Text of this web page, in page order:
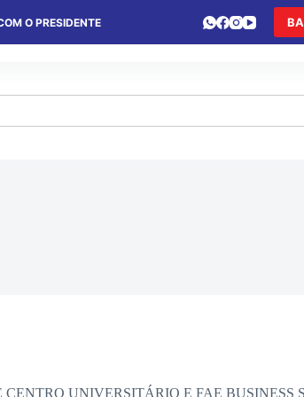
O PRESIDENTE
CENTRO UNIVERSITÁRIO E FAE BUSINESS